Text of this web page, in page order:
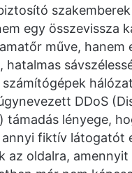
egy összevissza
műve, hanem
hatalmas
DDoS
támadás lényege,
fiktív látogatót
az oldalra, amennyit